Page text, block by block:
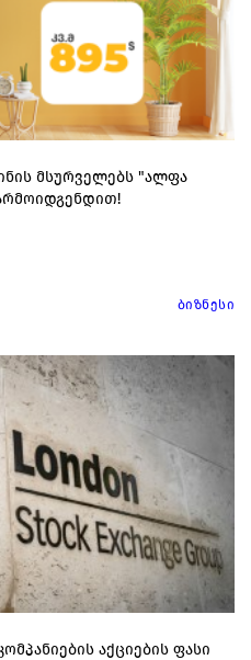
მსურველებს "ალფა
ბიზნესი
აქციების ფასი